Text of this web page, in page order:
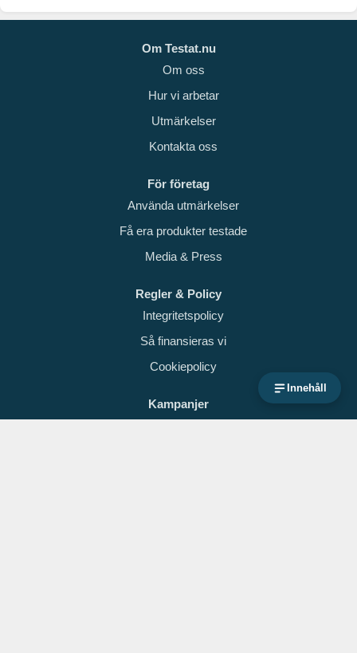
Innehåll
Om Testat.nu
Om oss
Hur vi arbetar
Utmärkelser
Kontakta oss
För företag
Använda utmärkelser
Få era produkter testade
Media & Press
Regler & Policy
Integritetspolicy
Så finansieras vi
Cookiepolicy
Kampanjer